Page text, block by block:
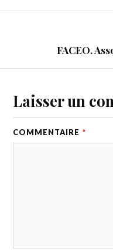
FACEO.
Laisser un
COMMENTAIRE *